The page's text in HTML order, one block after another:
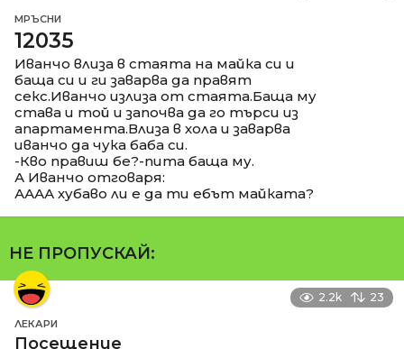
МРЪСНИ
12035
Иванчо влиза в стаята на майка си и
баща си и ги заварва да правят
секс.Иванчо излиза от стаята.Баща му
става и той и започва да го търси из
апартамента.Влиза в хола и заварва
иванчо да чука баба си.
-Кво правиш бе?-пита баща му.
А Иванчо отговаря:
АААА хубаво ли е да ти ебът майката?
НЕ ПРОПУСКАЙ:
2.2k 23
ЛЕКАРИ
Посещение